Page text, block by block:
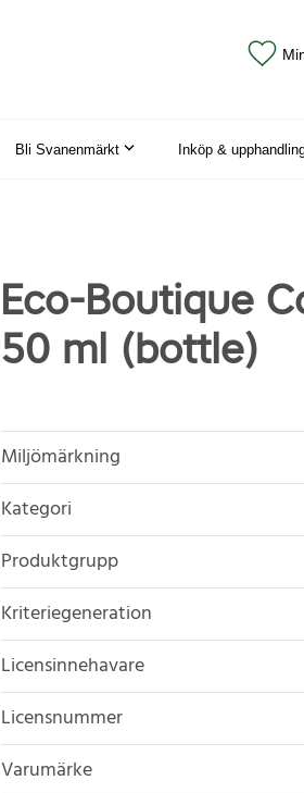
Bli Svanenmärkt Inköp &
Eco-Boutique
50 ml (bottle)
Miljömärkning
Kategori
Produktgrupp
Kriteriegeneration
Licensinnehavare
Licensnummer
Varumärke